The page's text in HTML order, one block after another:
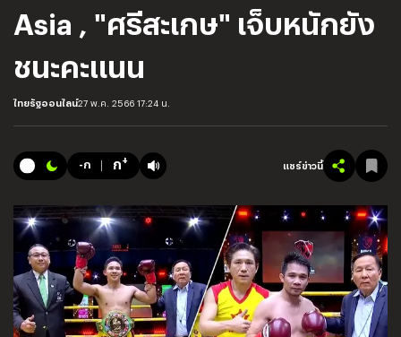
Asia , "ศรีสะเกษ" เจ็บหนักยัง
ชนะคะแนน
ไทยรัฐออนไลน์27 พ.ค. 2566 17:24 น.
-ก ก+ แชร์ข่าวนี้